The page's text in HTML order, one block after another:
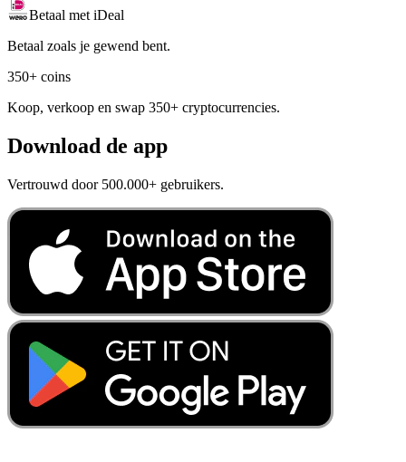
Betaal met iDeal
Betaal zoals je gewend bent.
350+ coins
Koop, verkoop en swap 350+ cryptocurrencies.
Download de app
Vertrouwd door 500.000+ gebruikers.